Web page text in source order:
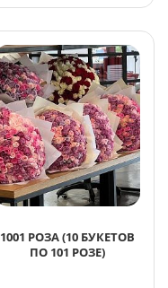
1001 РОЗА (10 БУКЕТОВ
ПО 101 РОЗЕ)